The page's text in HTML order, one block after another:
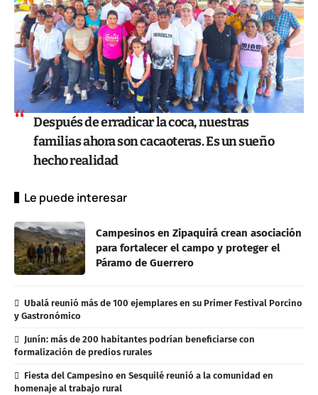
Después de erradicar la coca, nuestras
familias ahora son cacaoteras. Es un sueño
hecho realidad
Le puede interesar
Campesinos en Zipaquirá crean asociación
para fortalecer el campo y proteger el
Páramo de Guerrero
Ubalá reunió más de 100 ejemplares en su Primer Festival Porcino
y Gastronómico
Junín: más de 200 habitantes podrían beneficiarse con
formalización de predios rurales
Fiesta del Campesino en Sesquilé reunió a la comunidad en
homenaje al trabajo rural